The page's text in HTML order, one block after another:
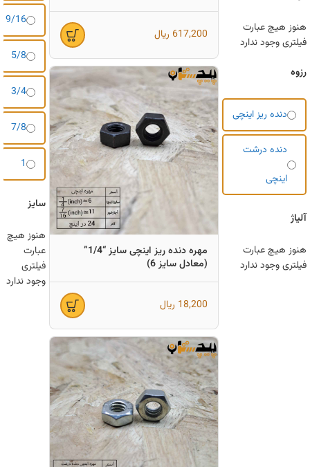
هنوز هیچ عبارت
فیلتری وجود ندارد
رزوه
دنده ریز اینچی
دنده درشت
اینچی
آلیاژ
هنوز هیچ عبارت
فیلتری وجود ندارد
617,200 ریال
مهره دنده ریز اینچی سایز “1/4”
(معادل سایز 6)
18,200 ریال
9/16
5/8
3/4
7/8
1
سایز
هنوز هیچ
عبارت
فیلتری
وجود ندارد